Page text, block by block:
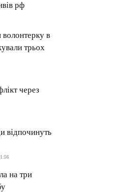
рф
волонтерку в
трьох
через
відпочинуть
на три